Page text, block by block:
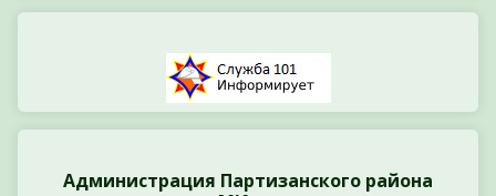
Администрация Партизанского района